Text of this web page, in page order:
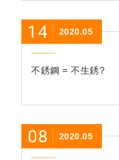
14 2020.05
不銹鋼 = 不生銹?
08 2020.05